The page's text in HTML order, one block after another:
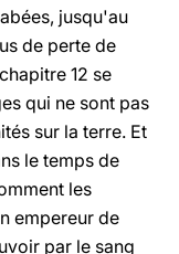
jusqu'au
de perte de
12 se
qui ne sont pas
sur la terre. Et
le temps de
les
empereur de
par le sang